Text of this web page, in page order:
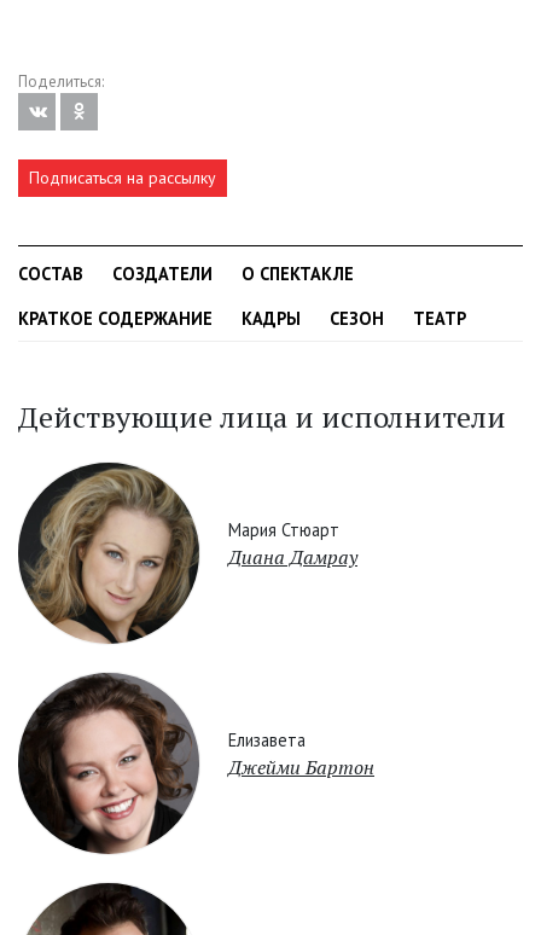
Поделиться:
Подписаться на рассылку
СОСТАВ СОЗДАТЕЛИ
О СПЕКТАКЛЕ
КРАТКОЕ СОДЕРЖАНИЕ
КАДРЫ СЕЗОН ТЕАТР
Действующие лица и исполнители
Мария Стюарт
Диана Дамрау
Елизавета
Джейми Бартон